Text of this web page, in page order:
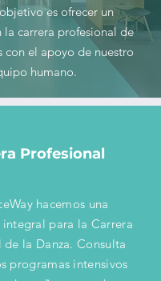
es ofrecer un
carrera profesional de
con el apoyo de nuestro
humano.
Profesional
hacemos una
para la Carrera
de la Danza. Consulta
programas intensivos